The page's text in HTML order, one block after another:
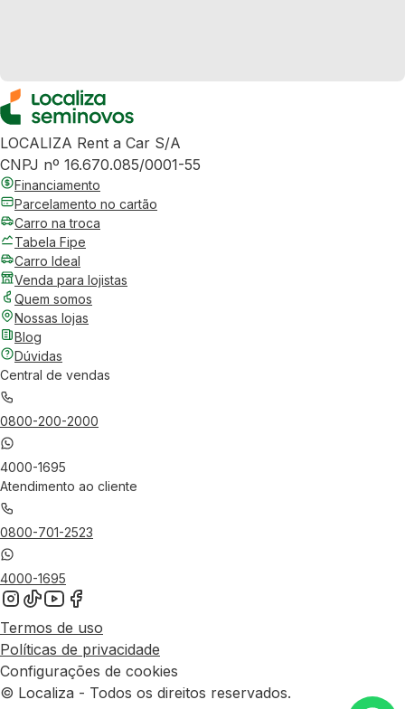
LOCALIZA Rent a Car S/A
CNPJ nº 16.670.085/0001-55
Financiamento
Parcelamento no cartão
Carro na troca
Tabela Fipe
Carro Ideal
Venda para lojistas
Quem somos
Nossas lojas
Blog
Dúvidas
Central de vendas
0800-200-2000
4000-1695
Atendimento ao cliente
0800-701-2523
4000-1695
Termos de uso
Políticas de privacidade
Configurações de cookies
© Localiza - Todos os direitos reservados.